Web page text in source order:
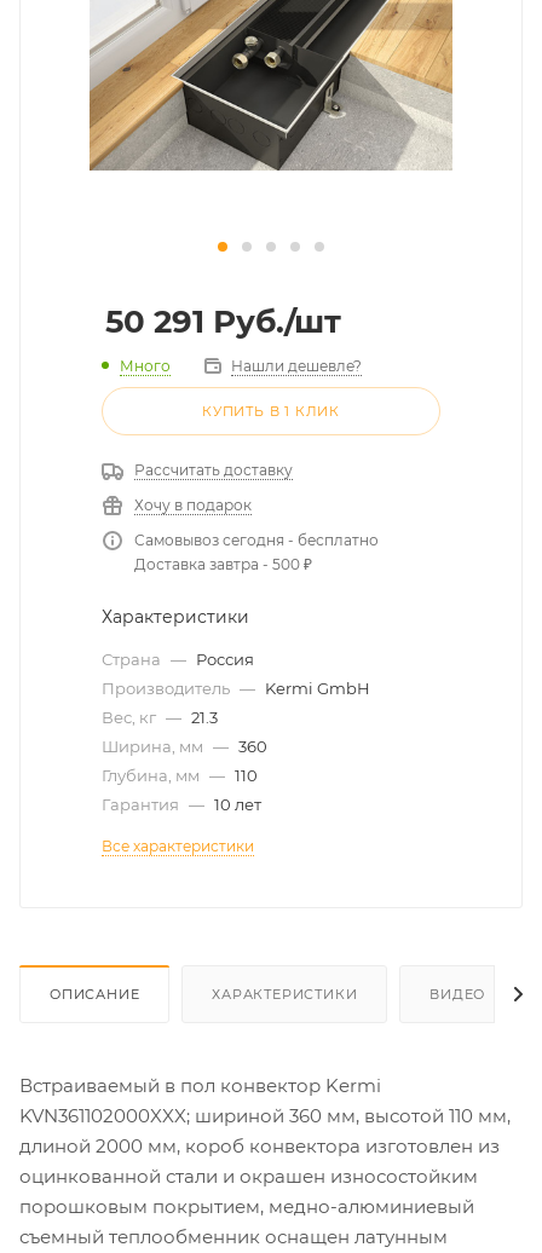
50 291 Руб./шт
Много Нашли дешевле?
КУПИТЬ В 1 КЛИК
Рассчитать доставку
Хочу в подарок
Самовывоз сегодня - бесплатно
Доставка завтра - 500 ₽
Характеристики
Страна — Россия
Производитель — Kermi GmbH
Вес, кг — 21.3
Ширина, мм — 360
Глубина, мм — 110
Гарантия — 10 лет
Все характеристики
ОПИСАНИЕ ХАРАКТЕРИСТИКИ ВИДЕО
Встраиваемый в пол конвектор Kermi
KVN361102000XXX; шириной 360 мм, высотой 110 мм,
длиной 2000 мм, короб конвектора изготовлен из
оцинкованной стали и окрашен износостойким
порошковым покрытием, медно-алюминиевый
съемный теплообменник оснащен латунным